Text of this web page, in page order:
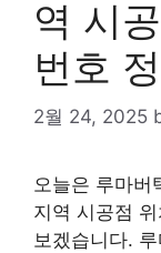
역 시
번호
2월 24, 2025
오늘은 루마버
지역 시공점
보겠습니다.